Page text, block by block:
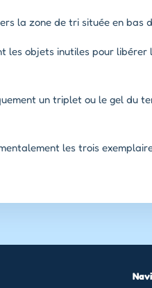
la zone de tri située en bas
les objets inutiles pour
un triplet ou le gel du
les trois